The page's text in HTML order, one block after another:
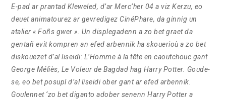
E-pad ar prantad Kleweled, d’ar Merc’her 04 a viz Kerzu, eo
deuet animatourez ar gevredigez CinéPhare, da ginnig un
atalier « Foñs gwer ». Un displegadenn a zo bet graet da
gentañ evit kompren an efed arbennik ha skouerioù a zo bet
diskouezet d’al liseidi: L’Homme à la tête en caoutchouc gant
George Méliès, Le Voleur de Bagdad hag Harry Potter. Goude-
se, eo bet posupl d’al liseidi ober gant ar efed arbennik.
Goulennet ‘zo bet diganto adober senenn Harry Potter a